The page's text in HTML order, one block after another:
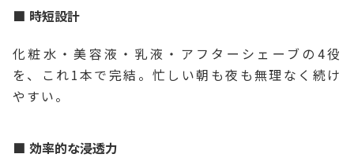
時短設計
化粧水・美容液・乳液・アフターシェーブの4役
を、これ1本で完結。忙しい朝も夜も無理なく続け
やすい。
効率的な浸透力